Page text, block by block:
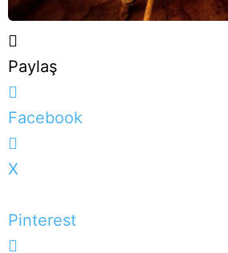
Paylaş
Facebook
X
Pinterest